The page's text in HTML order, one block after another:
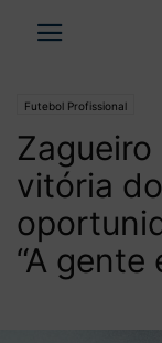
Futebol Profissional
vitória
“A gente